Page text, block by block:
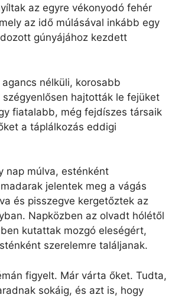
az egyre vékonyodó fehér
az idő múlásával inkább egy
gúnyájához kezdett
agancs nélküli, korosabb
szégyenlősen hajtották le fejüket
fiatalabb, még fejdíszes társaik
a táplálkozás eddigi
nap múlva, esténként
jelentek meg a vágás
és pisszegve kergetőztek az
Napközben az olvadt hólétől
kutattak mozgó eleségért,
szerelemre találjanak.
figyelt. Már várta őket. Tudta,
sokáig, és azt is, hogy